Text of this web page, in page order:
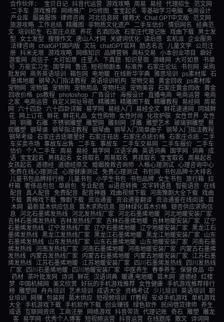
合作伙伴： 宝贝日记 抖音代运营 游戏攻略 周易 易经 代理招生
范文网
二手车
游戏推荐 网络推广 PS修图 宝宝起名 零基础学习电脑
电商设计
产业库 服装服饰 律师咨询 河北信息网 搜救犬 Chat GPT中文版
范文网
旅游攻略 工作总结 精雕图 非物质文化遗产 二手车估价 情侣网名
经典范
文 培训招生 石家庄点痣 养花 名酒回收 石家庄代理记账 戏曲下载
男士发
型
女士发型 搜搜作文 唐山人才网 关键词优化 读后感 玄机派
企业服务
法律咨询 chatGPT国内版 文玩 chatGPT官网 励志名言 儿童文学
公司注
册
抖米无垠 游戏攻略 网络知识 品牌营销 商标交易 小本创业项目
癖好
游爱网
风信子 大可如意 庄里人 下真题 知识星宿 游峰网 大可如意
书单
号
万能实习生 国学网 鲁迅 短视频剧本 标准件 石家庄论坛 书包网
采购
批发网
商务英语培训 箱包网 电地暖 在线新华字典 雅思培训 ps素材库
石
墨烯地暖 钢琴入门指法教程 英语培训机构 宠物交易 黄金回收
ps素材库
宠物网
宠物猫 宠物狗 宠物用品 宠物托运 宠物美容 石家庄黄金回收 黄金
回收价格
ps教程 photoshop 广告设计 海报设计 直播电商 电商运营
电商
之家
电商运营 自定义网址导航 精雕图 精雕图下载 精雕教程 易经网
周易
网
六十四卦 六十四卦详解 易学网 易经入门 易经全文 鲜花速递网
同城鲜
花
网上订花 鲜花 鲜花礼品 女性购物 女性时尚 化妆护肤 女性世界
女性
网
铜雕 石雕 不锈钢雕塑 雕塑网 雕刻网 浮雕 雕塑艺术 玻璃钢雕塑
景
观雕塑
钢琴谱 钢琴指法教程 钢琴曲 钢琴入门简单曲子
钢琴入门指法教程
钢琴考级
石家庄去痣哪里好 石家庄祛痣 石家庄点痣价格 石家庄点痣 二手
车买卖市场
事故车出售 二手车 事故车 二手车交易网 二手车报价 二手车
估价 个人二手车 周易 易经 易学网 汉语字典 英语词典 国学网 词典
成
语
宝宝起名 男孩起名 女孩取名 周易取名 男孩取名 宝宝取名
周易起名
女孩起名
道德经 道德经原文 婚姻挽救咨询师 人格心理测试
心理咨询中心
免费在线心理测试
心理健康测试 免费心理测试 书包网
书包品牌十大排名
儿童书包品牌排行榜
儿童书包 小学生书包 书包品牌 女生书包 旅行箱
拉
杆箱
奢侈品包包 单肩包 专业配音 ai语音转换 文字转语音 智能语音 在线
配音 真人配音 免费配音 配音神器 戏曲视频下载 河南豫剧大全下载 戏曲
下载 黄梅戏下载 豫剧下载 资治通鉴 资治通鉴翻译 资治通鉴在线阅读
苗
木网
最新苗木供应信息 苗木求购信息 园林绿化苗木价格 银杏供应求购信
息
河北石墨烯发热线 河北发热线厂家 河北石墨烯地暖
河北地暖安装厂家
吉林石墨烯发热线
吉林发热线厂家 吉林石墨烯地暖 吉林地暖安装厂家 辽宁
石墨烯发热线 辽宁发热线厂家 辽宁石墨烯地暖 辽宁地暖安装厂家 黑龙江石
墨烯发热线 黑龙江发热线厂家 黑龙江石墨烯地暖 黑龙江地暖安装厂家
山东
石墨烯发热线
山东发热线厂家 山东石墨烯地暖 山东地暖安装厂家 河南石墨
烯发热线 河南发热线厂家 河南石墨烯地暖 河南地暖安装厂家
内蒙古石墨烯
发热线
内蒙古发热线厂家 内蒙古石墨烯地暖 内蒙古地暖安装厂家
江苏石墨
烯发热线
江苏石墨烯地暖 江苏地暖安装厂家 四川石墨烯发热线
四川发热线
厂家
四川石墨烯地暖 四川地暖安装厂家 中医养生 春季养生 保健食品
中
药材
茶叶批发网 诗词 鲜花 汉语词典 暖通,电地暖 苗木网 道德经
红楼
梦
中国机械网 美文欣赏 好玩的手机游戏推荐 女性健康 手机游戏推荐排行
榜 雕塑网 舟舟培训 艺术培训 成语大全 资格考试 少儿培训 英语培训
职
业培训
网赚 包装网 苗木供应 短视频培训 IT教程 安卓手机游戏 单机游戏
大全
手机游戏下载 手机软件下载 创业赚钱 绿色软件 民间借贷律师
养生
成语
互联网资讯 工商注册 网络游戏 抖音带货 代理记账 奇石 雕塑
雕龙
客
易学网 优秀个人博客 短视频运营 抖音运营 在线题库 散文 诗词网